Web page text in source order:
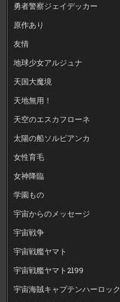
勇者警察ジェイデッカー
原作あり
友情
地球少女アルジュナ
天国大魔境
天地無用！
天空のエスカフローネ
太陽の船ソルビアンカ
女性育毛
女神降臨
学園もの
宇宙からのメッセージ
宇宙戦争
宇宙戦艦ヤマト
宇宙戦艦ヤマト2199
宇宙海賊キャプテンハーロック